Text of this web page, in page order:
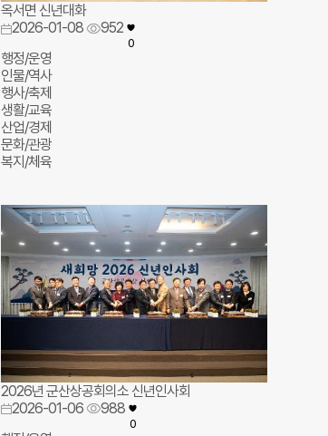
옥서면 신년대화
2026-01-08
952
0
행정/운영
인물/역사
행사/축제
생활/교육
산업/경제
문화/관광
복지/체육
2026년 군산상공회의소 신년인사회
2026-01-06
988
0